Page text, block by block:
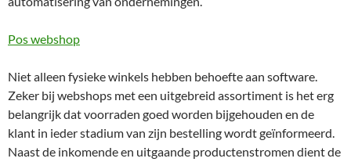
Pos webshop
Niet alleen fysieke winkels hebben behoefte aan software.
Zeker bij webshops met een uitgebreid assortiment is het erg
belangrijk dat voorraden goed worden bijgehouden en de
klant in ieder stadium van zijn bestelling wordt geïnformeerd.
Naast de inkomende en uitgaande productenstromen dient de